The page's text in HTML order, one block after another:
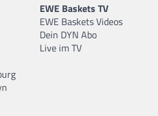
EWE Baskets TV
EWE Baskets Videos
Dein DYN Abo
Live im TV